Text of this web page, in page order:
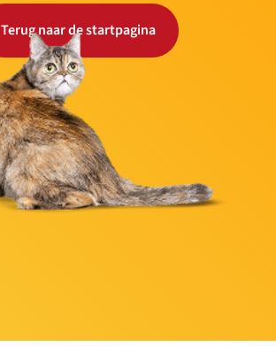
Terug naar de startpagina